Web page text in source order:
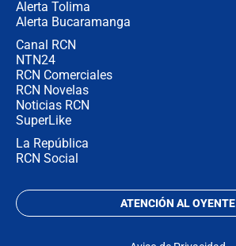
Alerta Tolima
Alerta Bucaramanga
Canal RCN
NTN24
RCN Comerciales
RCN Novelas
Noticias RCN
SuperLike
La República
RCN Social
ATENCIÓN AL OYENTE